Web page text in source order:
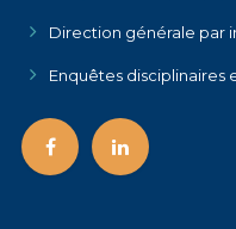
Direction générale par
Enquêtes disciplinaires